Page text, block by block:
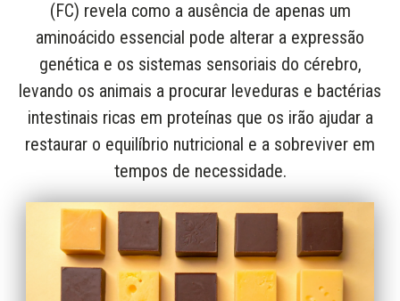
(FC) revela como a ausência de apenas um
aminoácido essencial pode alterar a expressão
genética e os sistemas sensoriais do cérebro,
levando os animais a procurar leveduras e bactérias
intestinais ricas em proteínas que os irão ajudar a
restaurar o equilíbrio nutricional e a sobreviver em
tempos de necessidade.